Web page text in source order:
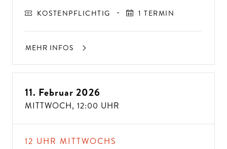
KOSTENPFLICHTIG 1 TERMIN
MEHR INFOS
11. Februar 2026
MITTWOCH, 12:00 UHR
12 UHR MITTWOCHS